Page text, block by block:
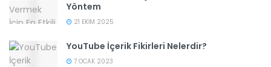
Yöntem
21 EKIM 2025
YouTube İçerik Fikirleri Nelerdir?
7 OCAK 2023